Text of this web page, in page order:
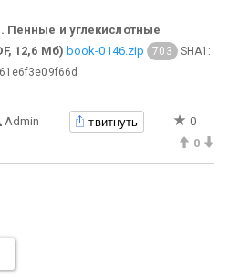
Пенные и углекислотные
12,6 Мб) book-0146.zip 703
SHA1:
Admin твитнуть
0
0